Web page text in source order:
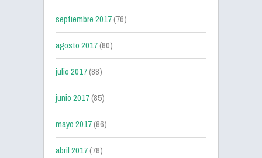
septiembre 2017(76)
agosto 2017(80)
julio 2017(88)
junio 2017(85)
mayo 2017(86)
abril 2017(78)